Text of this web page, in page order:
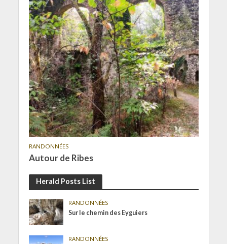
RANDONNÉES
Autour de Ribes
Herald Posts List
RANDONNÉES
Sur le chemin des Eyguiers
RANDONNÉES